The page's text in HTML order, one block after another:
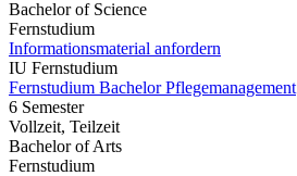
Bachelor of Science
Fernstudium
Informationsmaterial anfordern
IU Fernstudium
Fernstudium Bachelor Pflegemanagement
6 Semester
Vollzeit, Teilzeit
Bachelor of Arts
Fernstudium